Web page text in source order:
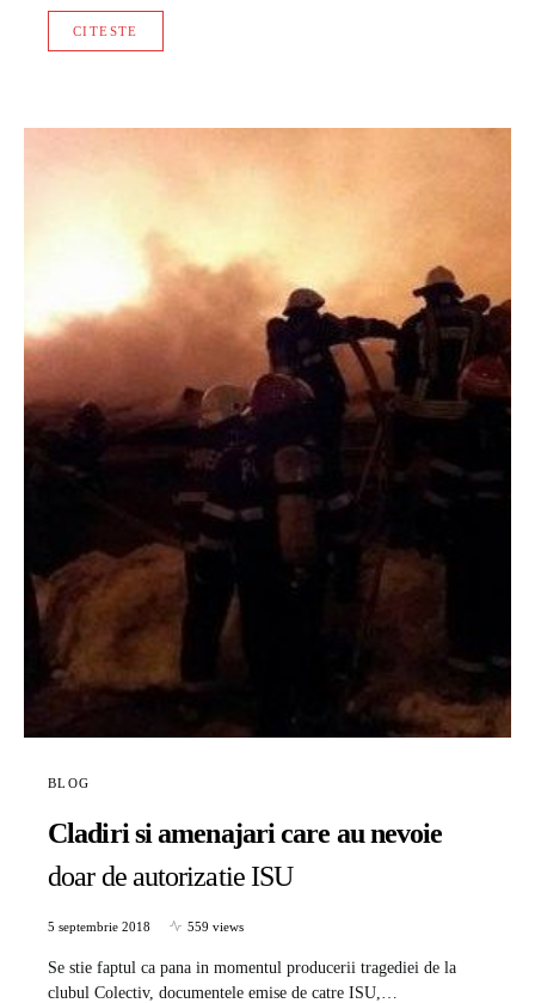
CITESTE
BLOG
Cladiri si amenajari care au nevoie
doar de autorizatie ISU
5 septembrie 2018 559 views
Se stie faptul ca pana in momentul producerii tragediei de la
clubul Colectiv, documentele emise de catre ISU,…